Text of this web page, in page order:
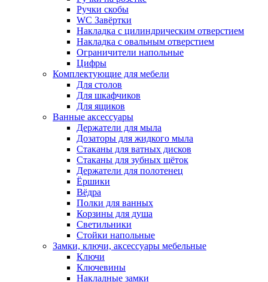
Ручки скобы
WC Завёртки
Накладка с цилиндрическим отверстием
Накладка с овальным отверстием
Ограничители напольные
Цифры
Комплектующие для мебели
Для столов
Для шкафчиков
Для ящиков
Ванные аксессуары
Держатели для мыла
Дозаторы для жидкого мыла
Стаканы для ватных дисков
Стаканы для зубных щёток
Держатели для полотенец
Ёршики
Вёдра
Полки для ванных
Корзины для душа
Светильники
Стойки напольные
Замки, ключи, аксессуары мебельные
Ключи
Ключевины
Накладные замки